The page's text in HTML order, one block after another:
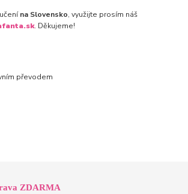
na Slovensko, využijte prosím náš
. Děkujeme!
převodem
ZDARMA